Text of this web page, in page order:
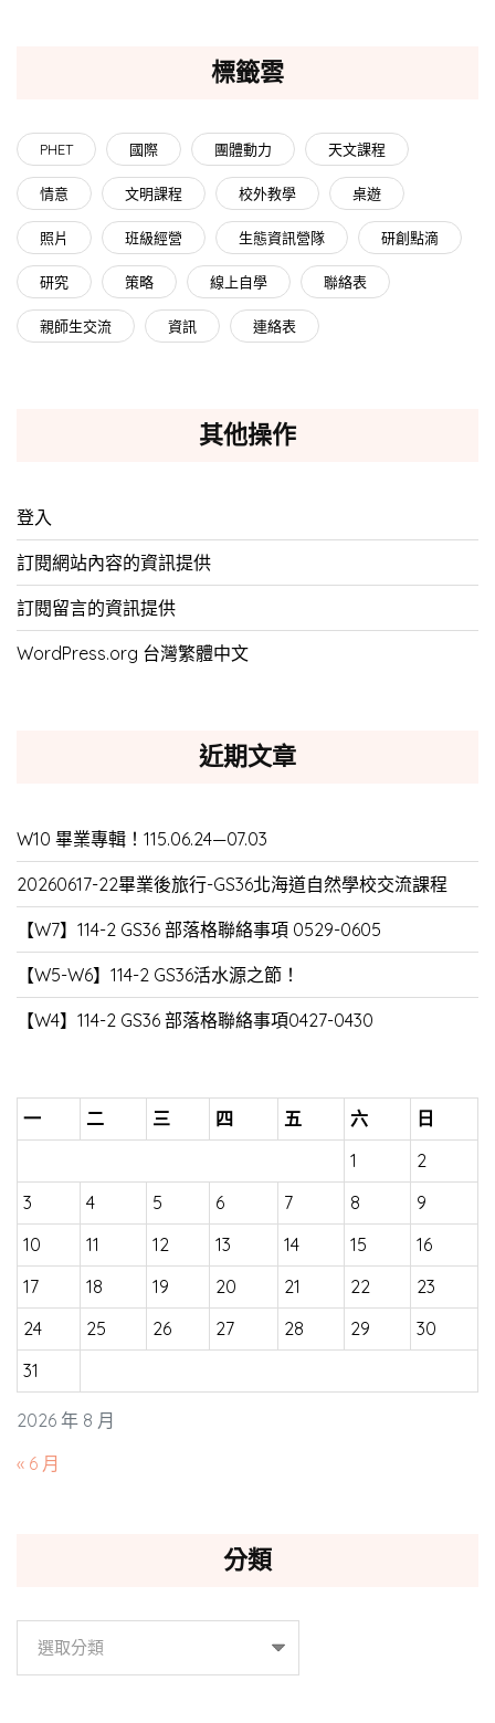
標籤雲
PHET 國際 團體動力 天文課程
情意 文明課程 校外教學 桌遊
照片 班級經營 生態資訊營隊 研創點滴
研究 策略 線上自學 聯絡表
親師生交流 資訊 連絡表
其他操作
登入
訂閱網站內容的資訊提供
訂閱留言的資訊提供
WordPress.org 台灣繁體中文
近期文章
W10 畢業專輯！115.06.24—07.03
20260617-22畢業後旅行-GS36北海道自然學校交流課程
【W7】114-2 GS36 部落格聯絡事項 0529-0605
【W5-W6】114-2 GS36活水源之節！
【W4】114-2 GS36 部落格聯絡事項0427-0430
2026 年 8 月
一 二 三 四 五 六
日
1
2
3
4 5 6 7 8
9
10
11 12 13 14 15
16
17
18 19 20 21 22
23
24
25 26 27 28 29
30
31
« 6 月
分類